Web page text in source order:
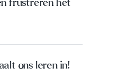
frustreren het
ons leren in!